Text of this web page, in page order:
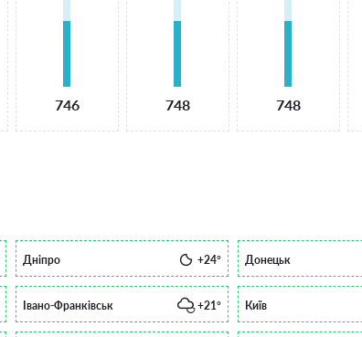
746 748 748
Дніпро +24° Донецьк
Івано-Франківськ +21° Київ